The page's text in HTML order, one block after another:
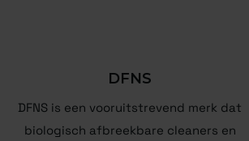
DFNS
DFNS is een vooruitstrevend merk dat
biologisch afbreekbare cleaners en